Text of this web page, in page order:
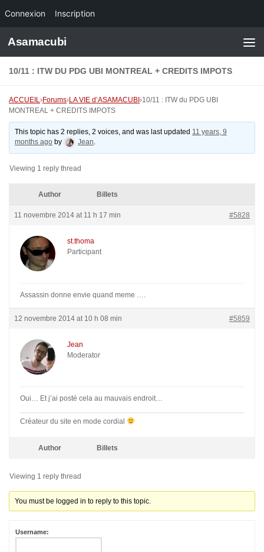
Connexion Inscription
Skip to content
Asamacubi
10/11 : ITW DU PDG UBI MONTREAL + CREDITS IMPOTS
ACCUEIL›Forums›LA VIE d’ASAMACUBI ›10/11 : ITW du PDG UBI
MONTREAL + CREDITS IMPOTS
This topic has 2 replies, 2 voices, and was last updated 11 years, 9
months ago by Jean.
Viewing 1 reply thread
Author Billets
11 novembre 2014 at 11 h 17 min #5828
st.thoma
Participant
Assassin donne envie quand meme ….
12 novembre 2014 at 10 h 08 min #5859
Jean
Moderator
Oui… Et j’ai posté cela au mauvais endroit…
Créateur du site en mode cordial
Author Billets
Viewing 1 reply thread
You must be logged in to reply to this topic.
Username: